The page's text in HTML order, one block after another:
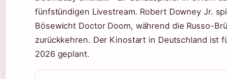
fünfstündigen Livestream. Robert Downey Jr.
Bösewicht Doctor Doom, während die Russo-
zurückkehren. Der Kinostart in Deutschland ist
2026 geplant.